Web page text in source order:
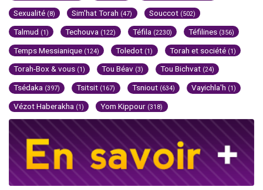
Sexualité (8) Sim'hat Torah (47) Souccot (502)
Talmud (1) Techouva (122) Téfila (2230) Téfilines (356)
Temps Messianique (124) Toledot (1) Torah et société (1)
Torah-Box & vous (1) Tou Béav (3) Tou Bichvat (24)
Tsédaka (397) Tsitsit (167) Tsniout (634) Vayichla'h (1)
Vézot Haberakha (1) Yom Kippour (318)